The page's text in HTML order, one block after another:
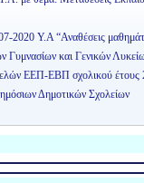
2020 Υ.Α “Αναθέσεις
Γυμνασίων και Γενικών
ΕΕΠ-ΕΒΠ σχολικού έτους
Δημοτικών Σχολείων